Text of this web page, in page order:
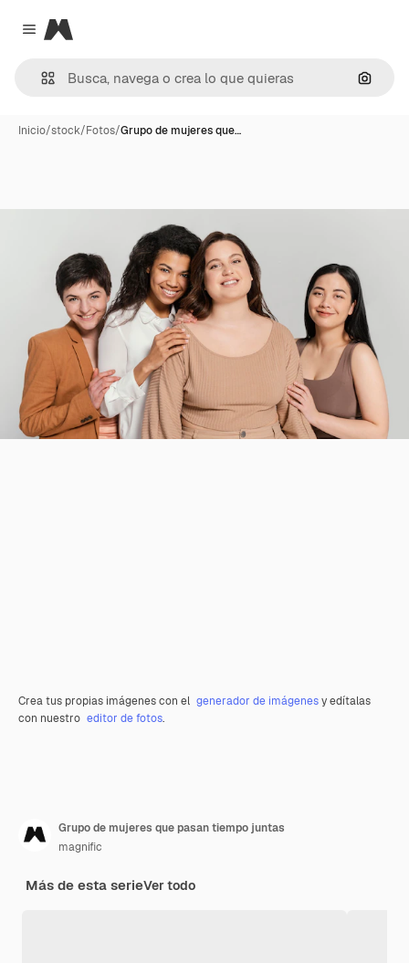
Close menu
Magnific
Inicio/stock/Fotos/Grupo de mujeres que…
Crea tus propias imágenes con el generador de imágenesy edítalas
con nuestro editor de fotos.
Grupo de mujeres que pasan tiempo juntas
magnific
Más de esta serieVer todo